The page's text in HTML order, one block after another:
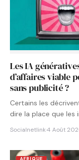
Les IA
d’affaires viable
sans publicité ?
Certains les
dire la place que les
Socialnetlink·4 Août